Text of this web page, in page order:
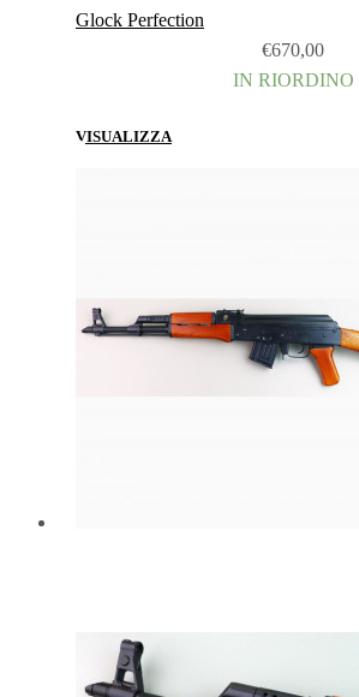
Glock Perfection
€670,00
IN RIORDINO
VISUALIZZA